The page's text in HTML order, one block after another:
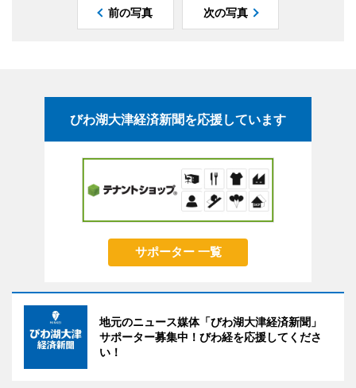
前の写真 次の写真
びわ湖大津経済新聞を応援しています
サポーター 一覧
地元のニュース媒体「びわ湖大津経済新聞」
サポーター募集中！びわ経を応援してくださ
い！